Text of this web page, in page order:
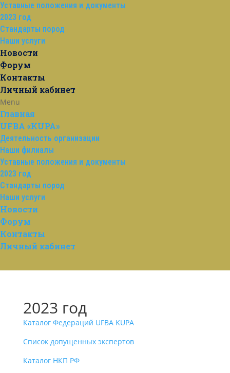
Уставные положения и документы
2023 год
Стандарты пород
Наши услуги
Новости
Форум
Контакты
Личный кабинет
Menu
Главная
UFBA «KUPA»
Деятельность организации
Наши филиалы
Уставные положения и документы
2023 год
Стандарты пород
Наши услуги
Новости
Форум
Контакты
Личный кабинет
2023 год
Каталог Федераций UFBA KUPA
Список допущенных экспертов
Каталог НКП РФ